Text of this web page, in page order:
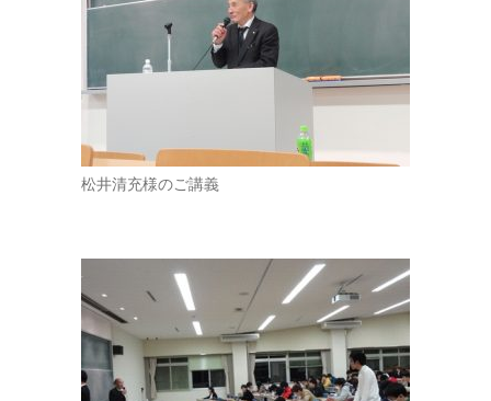
松井清充様のご講義